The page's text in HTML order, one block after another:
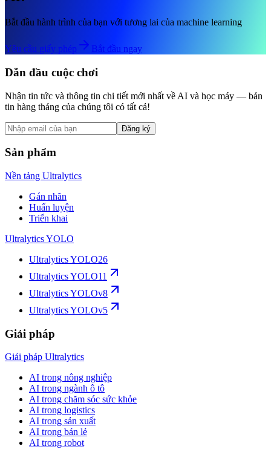
Bắt đầu hành trình của bạn với tương lai của machine learning
Yêu cầu giấy phép Bắt đầu ngay
Dẫn đầu cuộc chơi
Nhận tin tức và thông tin chi tiết mới nhất về AI và học máy — bản
tin hàng tháng của chúng tôi có tất cả!
Đăng ký
Sản phẩm
Nền tảng Ultralytics
Gán nhãn
Huấn luyện
Triển khai
Ultralytics YOLO
Ultralytics YOLO26
Ultralytics YOLO11
Ultralytics YOLOv8
Ultralytics YOLOv5
Giải pháp
Giải pháp Ultralytics
AI trong nông nghiệp
AI trong ngành ô tô
AI trong chăm sóc sức khỏe
AI trong logistics
AI trong sản xuất
AI trong bán lẻ
AI trong robot